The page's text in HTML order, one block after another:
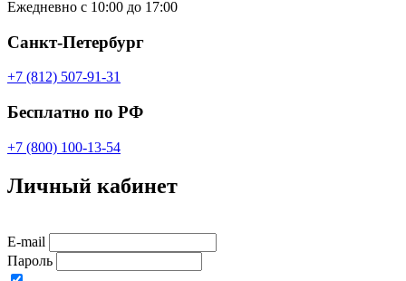
Ежедневно с 10:00 до 17:00
Санкт-Петербург
+7 (812) 507-91-31
Бесплатно по РФ
+7 (800) 100-13-54
Личный кабинет
E-mail
Пароль